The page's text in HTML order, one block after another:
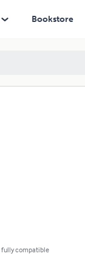
Bookstore
fully compatible